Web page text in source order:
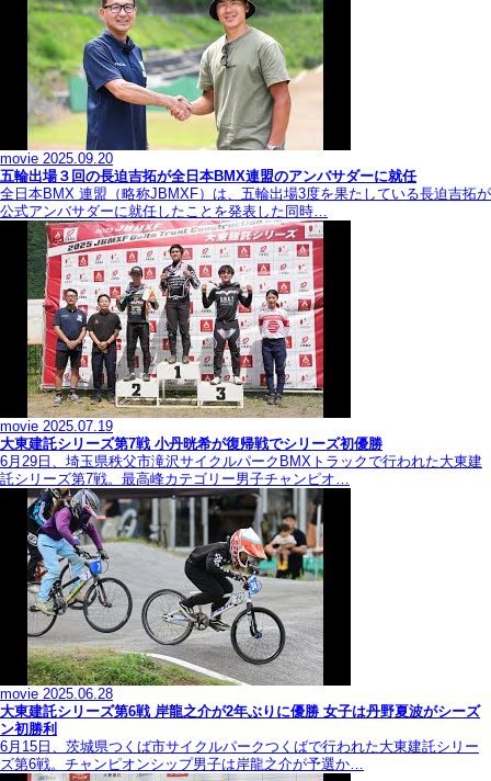
movie 2025.09.20
五輪出場３回の長迫吉拓が全日本BMX連盟のアンバサダーに就任
全日本BMX 連盟（略称JBMXF）は、五輪出場3度を果たしている長迫吉拓が
公式アンバサダーに就任したことを発表した同時…
movie 2025.07.19
大東建託シリーズ第7戦 ⼩丹晄希が復帰戦でシリーズ初優勝
6月29日、埼玉県秩父市滝沢サイクルパークBMXトラックで行われた大東建
託シリーズ第7戦。最高峰カテゴリー男子チャンピオ…
movie 2025.06.28
大東建託シリーズ第6戦 岸龍之介が2年ぶりに優勝 女子は丹野夏波がシーズ
ン初勝利
6月15日、茨城県つくば市サイクルパークつくばで行われた大東建託シリー
ズ第6戦。チャンピオンシップ男子は岸龍之介が予選か…